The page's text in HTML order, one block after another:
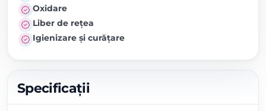
Oxidare
Liber de rețea
Igienizare și curățare
Specificații